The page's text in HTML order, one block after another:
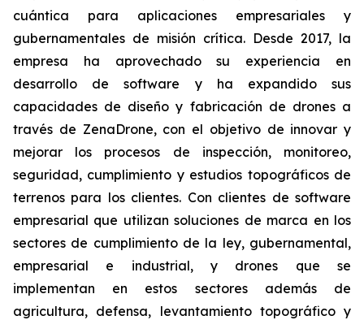
cuántica para aplicaciones empresariales y
gubernamentales de misión crítica. Desde 2017, la
empresa ha aprovechado su experiencia en
desarrollo de software y ha expandido sus
capacidades de diseño y fabricación de drones a
través de ZenaDrone, con el objetivo de innovar y
mejorar los procesos de inspección, monitoreo,
seguridad, cumplimiento y estudios topográficos de
terrenos para los clientes. Con clientes de software
empresarial que utilizan soluciones de marca en los
sectores de cumplimiento de la ley, gubernamental,
empresarial e industrial, y drones que se
implementan en estos sectores además de
agricultura, defensa, levantamiento topográfico y